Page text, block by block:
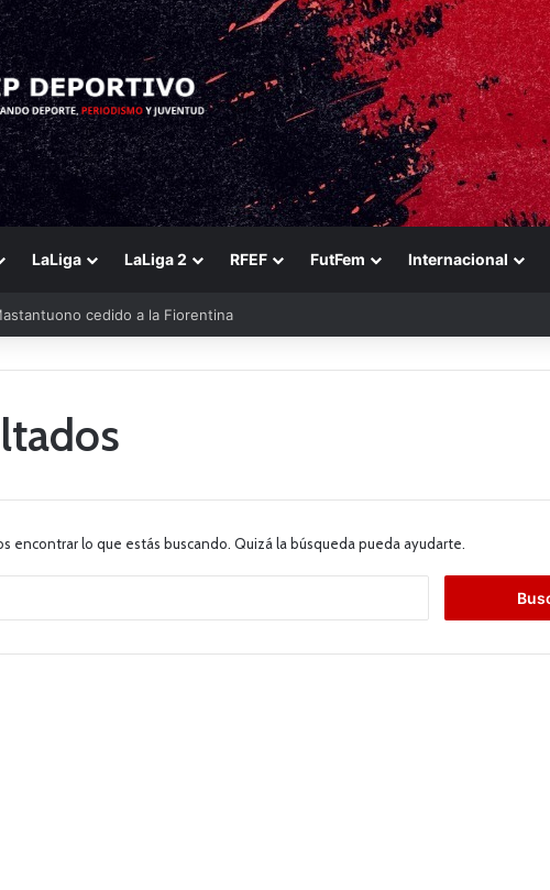
LaLiga LaLiga 2 RFEF FutFem Internacional
cedido a la Fiorentina
encontrar lo que estás buscando. Quizá la búsqueda pueda ayudarte.
c